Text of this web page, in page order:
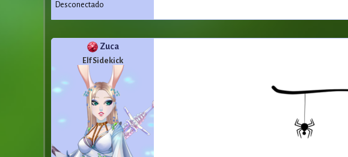
Desconectado
Zuca
Elf Sidekick